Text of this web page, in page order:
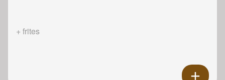
+ frites